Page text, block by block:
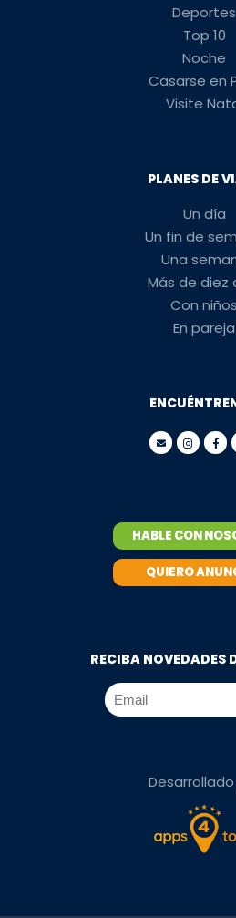
Deportes
Top 10
Noche
Casarse en
Visite
PLANES DE
Un día
Un fin de
Una
Más de diez
Con niños
En pareja
HABLE CON
QUIERO
RECIBA NOVEDADES